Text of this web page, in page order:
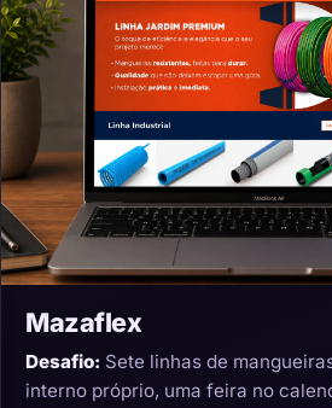
Mazaflex
Desafio: Sete linhas de
interno próprio, uma feira no